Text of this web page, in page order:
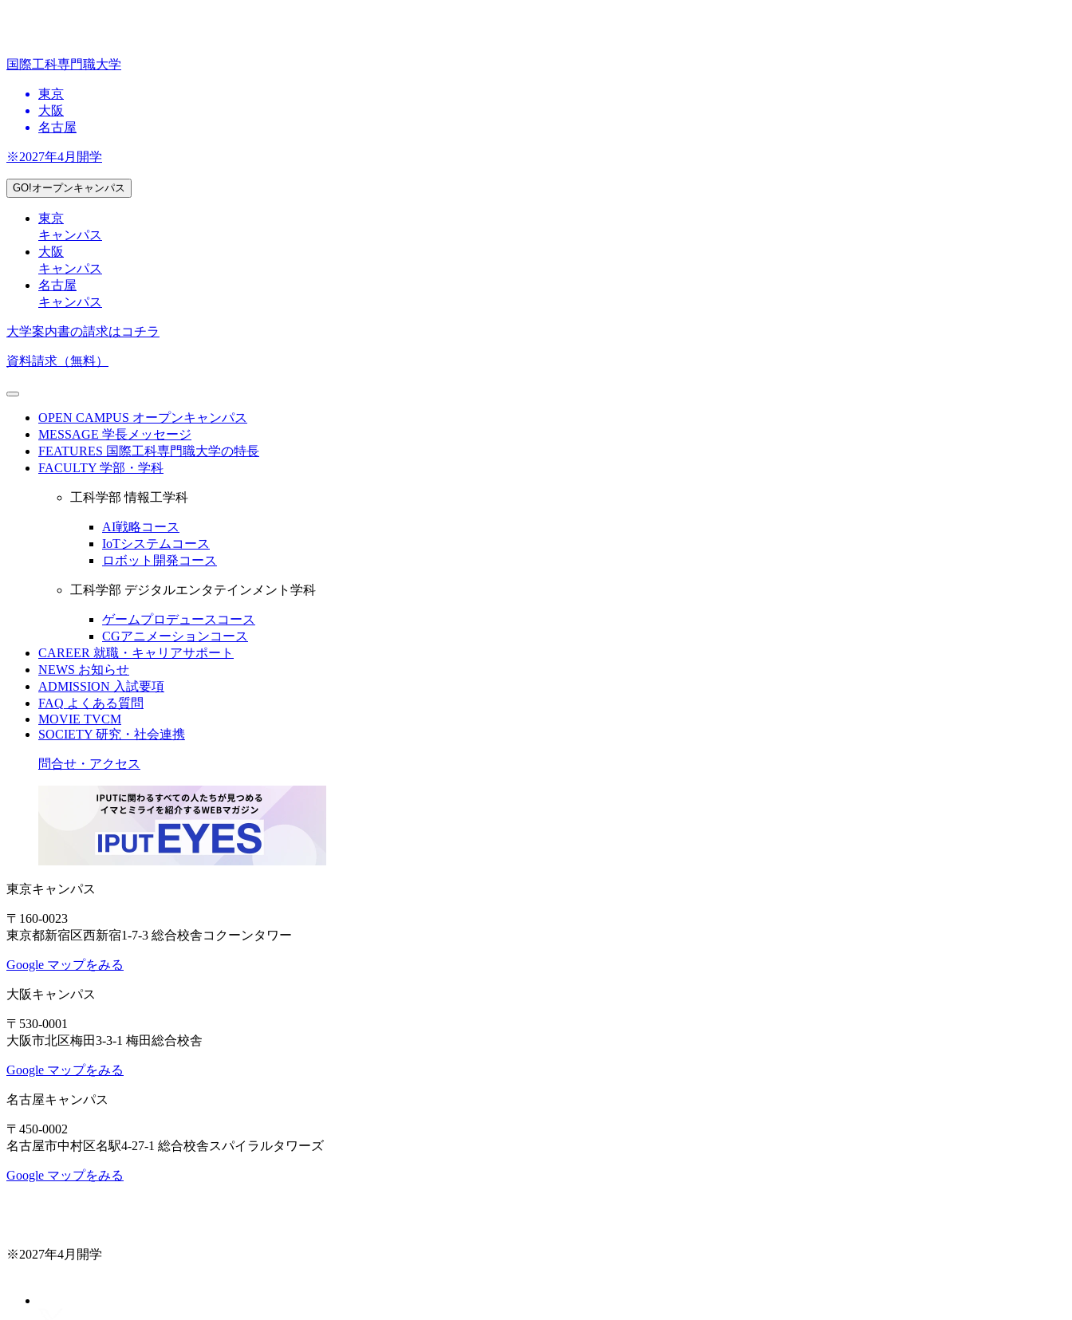
国際工科専門職大学
東京
大阪
名古屋
※2027年4月開学
GO!オープンキャンパス
東京
キャンパス
大阪
キャンパス
名古屋
キャンパス
大学案内書の請求はコチラ
資料請求（無料）
OPEN CAMPUS オープンキャンパス
MESSAGE 学長メッセージ
FEATURES 国際工科専門職大学の特長
FACULTY 学部・学科
工科学部 情報工学科
AI戦略コース
IoTシステムコース
ロボット開発コース
工科学部 デジタルエンタテインメント学科
ゲームプロデュースコース
CGアニメーションコース
CAREER 就職・キャリアサポート
NEWS お知らせ
ADMISSION 入試要項
FAQ よくある質問
MOVIE TVCM
SOCIETY 研究・社会連携
問合せ・アクセス
東京キャンパス
〒160-0023
東京都新宿区西新宿1-7-3 総合校舎コクーンタワー
Google マップをみる
大阪キャンパス
〒530-0001
大阪市北区梅田3-3-1 梅田総合校舎
Google マップをみる
名古屋キャンパス
〒450-0002
名古屋市中村区名駅4-27-1 総合校舎スパイラルタワーズ
Google マップをみる
※2027年4月開学